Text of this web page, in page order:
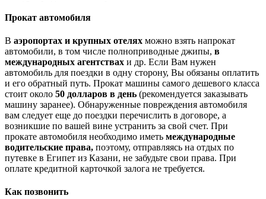
Прокат автомобиля
В аэропортах и крупных отелях можно взять напрокат
автомобили, в том числе полноприводные джипы, в
международных агентствах и др. Если Вам нужен
автомобиль для поездки в одну сторону, Вы обязаны оплатить
и его обратный путь. Прокат машины самого дешевого класса
стоит около 50 долларов в день (рекомендуется заказывать
машину заранее). Обнаруженные повреждения автомобиля
вам следует еще до поездки перечислить в договоре, а
возникшие по вашей вине устранить за свой счет. При
прокате автомобиля необходимо иметь международные
водительские права, поэтому, отправляясь на отдых по
путевке в Египет из Казани, не забудьте свои права. При
оплате кредитной карточкой залога не требуется.
Как позвонить